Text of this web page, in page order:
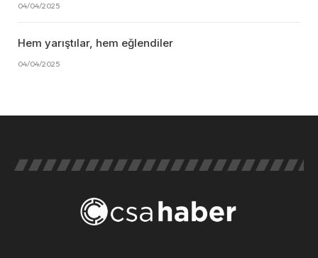
04/04/2025
Hem yarıştılar, hem eğlendiler
04/04/2025